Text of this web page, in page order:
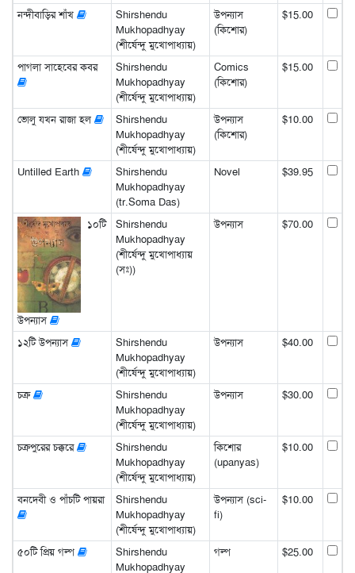
নন্দীবাড়ির শাঁখ
Shirshendu
Mukhopadhyay
(শীর্ষেন্দু মুখোপাধ্যায়)
উপন্যাস
(কিশোর)
$15.00
পাগলা সাহেবের কবর
Shirshendu
Mukhopadhyay
(শীর্ষেন্দু মুখোপাধ্যায়)
Comics
(কিশোর)
$15.00
ভোলু যখন রাজা হল
Shirshendu
Mukhopadhyay
(শীর্ষেন্দু মুখোপাধ্যায়)
উপন্যাস
(কিশোর)
$10.00
Untilled Earth
Shirshendu
Mukhopadhyay
(tr.Soma Das)
Novel $39.95
১০টি
উপন্যাস
Shirshendu
Mukhopadhyay
(শীর্ষেন্দু মুখোপাধ্যায়
(সঃ))
উপন্যাস $70.00
১২টি উপন্যাস
Shirshendu
Mukhopadhyay
(শীর্ষেন্দু মুখোপাধ্যায়)
উপন্যাস $40.00
চক্র
Shirshendu
Mukhopadhyay
(শীর্ষেন্দু মুখোপাধ্যায়)
উপন্যাস $30.00
চক্রপুরের চক্করে
Shirshendu
Mukhopadhyay
(শীর্ষেন্দু মুখোপাধ্যায়)
কিশোর
(upanyas)
$10.00
বনদেবী ও পাঁচটি পায়রা
Shirshendu
Mukhopadhyay
(শীর্ষেন্দু মুখোপাধ্যায়)
উপন্যাস (sci-
fi)
$10.00
৫০টি প্রিয় গল্প
Shirshendu
Mukhopadhyay
গল্প $25.00